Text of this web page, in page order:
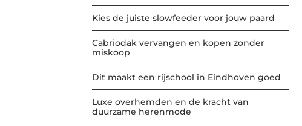
Kies de juiste slowfeeder voor jouw paard
Cabriodak vervangen en kopen zonder
miskoop
Dit maakt een rijschool in Eindhoven goed
Luxe overhemden en de kracht van
duurzame herenmode